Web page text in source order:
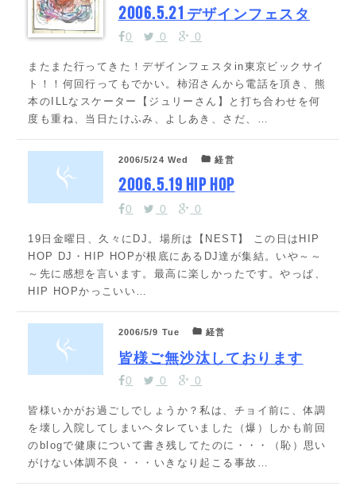
2006.5.21 デザインフェスタ
0 0 0
またまた行ってきた！デザインフェスタin東京ビックサイ
ト！！何回行ってもでかい。柿沼さんから電話を頂き、熊
本のILLなスケーター【ジュリーさん】と打ち合わせを何
度も重ね、当日たけふみ、よしあき、さだ、…
2006/5/24 Wed 経営
2006.5.19 HIP HOP
0 0 0
19日金曜日、久々にDJ。場所は【NEST】 この日はHIP
HOP DJ・HIP HOPが根底にあるDJ達が集結。いや～～
～先に感想を言います。最高に楽しかったです。やっぱ、
HIP HOPかっこいい…
2006/5/9 Tue 経営
皆様ご無沙汰しております
0 0 0
皆様いかがお過ごしでしょうか？私は、チョイ前に、体調
を壊し入院してしまいヘタレていました（爆）しかも前回
のblogで健康について書き残してたのに・・・（恥）思い
がけない体調不良・・・いきなり起こる事故…